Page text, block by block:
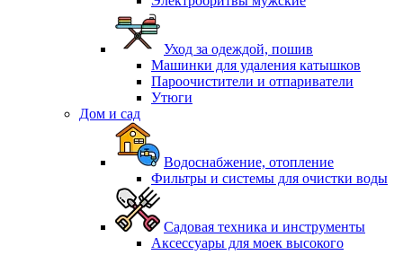
Уход за одеждой, пошив
Машинки для удаления катышков
Пароочистители и отпариватели
Утюги
Дом и сад
Водоснабжение, отопление
Фильтры и системы для очистки воды
Садовая техника и инструменты
Аксессуары для моек высокого